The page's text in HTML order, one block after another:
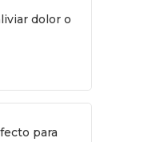
dolor o
para